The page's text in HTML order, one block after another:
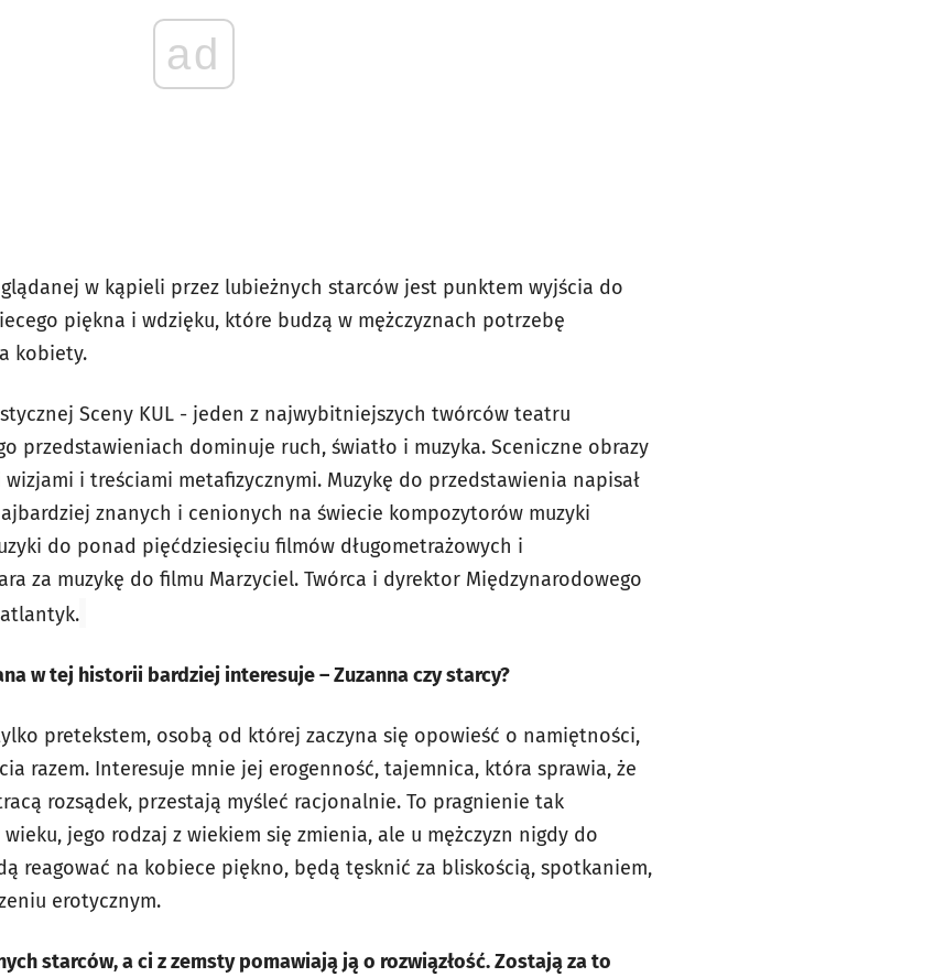
ad
w kąpieli przez lubieżnych starców jest punktem wyjścia do
piękna i wdzięku, które budzą w mężczyznach potrzebę
kobiety.
Sceny KUL - jeden z najwybitniejszych twórców teatru
przedstawieniach dominuje ruch, światło i muzyka. Sceniczne obrazy
i treściami metafizycznymi. Muzykę do przedstawienia napisał
znanych i cenionych na świecie kompozytorów muzyki
do ponad pięćdziesięciu filmów długometrażowych i
za muzykę do filmu Marzyciel. Twórca i dyrektor Międzynarodowego
w tej historii bardziej interesuje – Zuzanna czy starcy?
pretekstem, osobą od której zaczyna się opowieść o namiętności,
razem. Interesuje mnie jej erogenność, tajemnica, która sprawia, że
rozsądek, przestają myśleć racjonalnie. To pragnienie tak
jego rodzaj z wiekiem się zmienia, ale u mężczyzn nigdy do
reagować na kobiece piękno, będą tęsknić za bliskością, spotkaniem,
erotycznym.
starców, a ci z zemsty pomawiają ją o rozwiązłość. Zostają za to